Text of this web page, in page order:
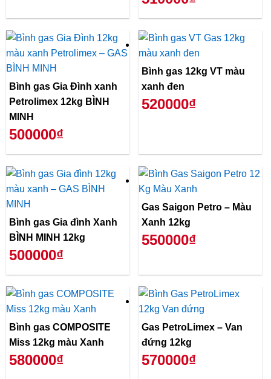
Bình gas Gia Đình xanh
Petrolimex 12kg BÌNH
MINH
500000₫
Bình gas 12kg VT màu
xanh đen
520000₫
Bình gas Gia đình Xanh
BÌNH MINH 12kg
500000₫
Gas Saigon Petro – Màu
Xanh 12kg
550000₫
Bình gas COMPOSITE
Miss 12kg màu Xanh
580000₫
Gas PetroLimex – Van
đứng 12kg
570000₫